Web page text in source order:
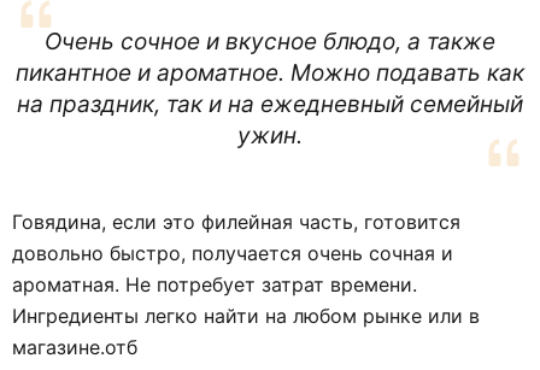
Очень сочное и вкусное блюдо, а также
пикантное и ароматное. Можно подавать как
на праздник, так и на ежедневный семейный
ужин.
Говядина, если это филейная часть, готовится
довольно быстро, получается очень сочная и
ароматная. Не потребует затрат времени.
Ингредиенты легко найти на любом рынке или в
магазине.отб